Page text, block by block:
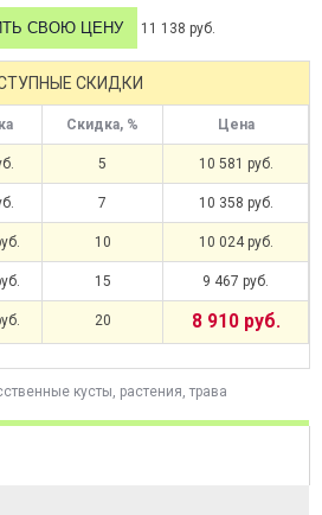
СВОЮ ЦЕНУ 11 138 руб.
СКИДКИ
Скидка, % Цена
5 10 581 руб.
7 10 358 руб.
10 10 024 руб.
15 9 467 руб.
20 8 910 руб.
кусты, растения, трава